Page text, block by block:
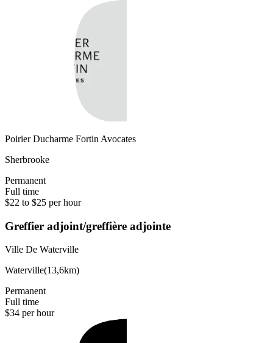
Poirier Ducharme Fortin Avocates
Sherbrooke
Permanent
Full time
$22 to $25 per hour
Greffier adjoint/greffière adjointe
Ville De Waterville
Waterville(13,6km)
Permanent
Full time
$34 per hour